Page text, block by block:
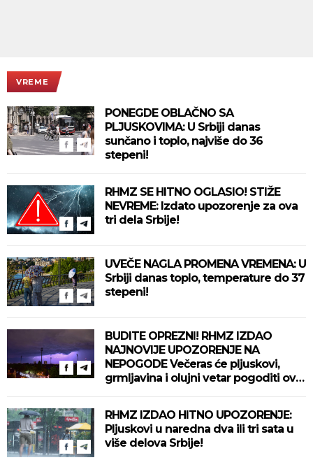
VREME
PONEGDE OBLAČNO SA
PLJUSKOVIMA: U Srbiji danas
sunčano i toplo, najviše do 36
stepeni!
RHMZ SE HITNO OGLASIO! STIŽE
NEVREME: Izdato upozorenje za ova
tri dela Srbije!
UVEČE NAGLA PROMENA VREMENA: U
Srbiji danas toplo, temperature do 37
stepeni!
BUDITE OPREZNI! RHMZ IZDAO
NAJNOVIJE UPOZORENJE NA
NEPOGODE Večeras će pljuskovi,
grmljavina i olujni vetar pogoditi ove
RHMZ IZDAO HITNO UPOZORENJE:
Pljuskovi u naredna dva ili tri sata u
više delova Srbije!